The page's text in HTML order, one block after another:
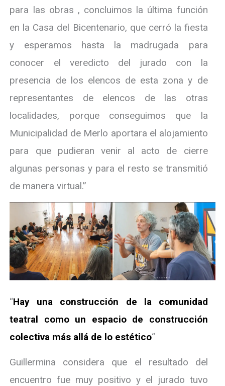
para las obras , concluimos la última función
en la Casa del Bicentenario, que cerró la fiesta
y esperamos hasta la madrugada para
conocer el veredicto del jurado con la
presencia de los elencos de esta zona y de
representantes de elencos de las otras
localidades, porque conseguimos que la
Municipalidad de Merlo aportara el alojamiento
para que pudieran venir al acto de cierre
algunas personas y para el resto se transmitió
de manera virtual.”
“Hay una construcción de la comunidad
teatral como un espacio de construcción
colectiva más allá de lo estético“
Guillermina considera que el resultado del
encuentro fue muy positivo y el jurado tuvo